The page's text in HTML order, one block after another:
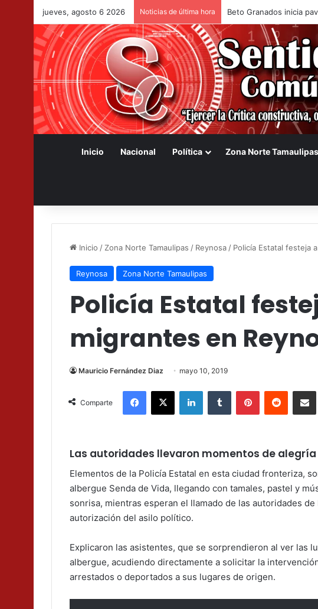
jueves, agosto 6 2026 Noticias de última hora Beto Granados inicia
Inicio Nacional Política Zona Norte Tamaulipas
Inicio / Zona Norte Tamaulipas / Reynosa / Policía Estatal festeja
Reynosa Zona Norte Tamaulipas
Policía Estatal
migrantes en
Mauricio Fernández Diaz mayo 10, 2019
Comparte
Facebook
X LinkedInTumblr PinterestReddit
Las autoridades llevaron momentos de
Elementos de la Policía Estatal en esta ciudad fronteriza,
albergue Senda de Vida, llegando con tamales, pastel y
sonrisa, mientras esperan el llamado de las autoridades
autorización del asilo político.
Explicaron las asistentes, que se sorprendieron al ver las
albergue, acudiendo directamente a solicitar la
arrestados o deportados a sus lugares de origen.